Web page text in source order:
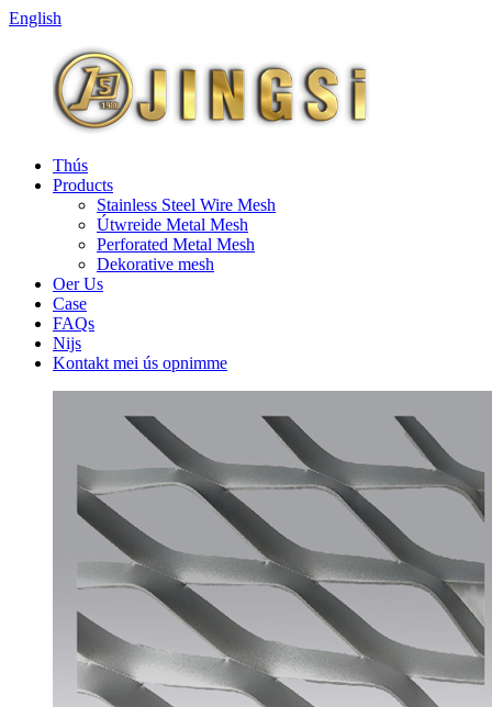
English
Thús
Products
Stainless Steel Wire Mesh
Útwreide Metal Mesh
Perforated Metal Mesh
Dekorative mesh
Oer Us
Case
FAQs
Nijs
Kontakt mei ús opnimme